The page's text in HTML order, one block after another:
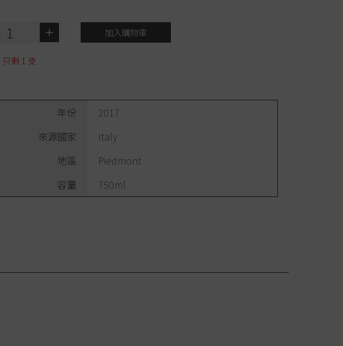
1 加入購物車
剩 1 支
年份
2017
來源國家
Italy
地區
Piedmont
容量
750ml